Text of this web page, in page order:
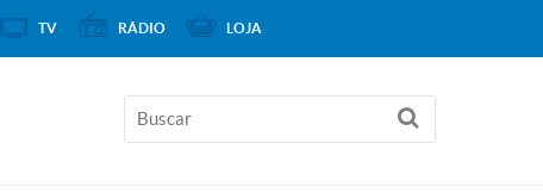
TV RÁDIO LOJA